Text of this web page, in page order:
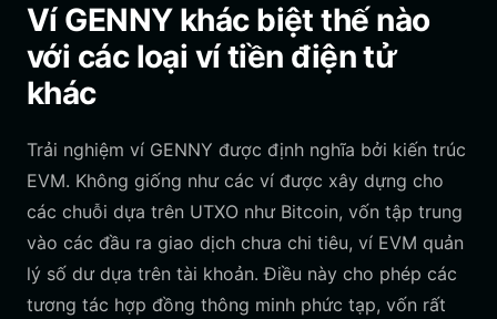
Ví GENNY khác biệt thế nào
với các loại ví tiền điện tử
khác
Trải nghiệm ví GENNY được định nghĩa bởi kiến trúc
EVM. Không giống như các ví được xây dựng cho
các chuỗi dựa trên UTXO như Bitcoin, vốn tập trung
vào các đầu ra giao dịch chưa chi tiêu, ví EVM quản
lý số dư dựa trên tài khoản. Điều này cho phép các
tương tác hợp đồng thông minh phức tạp, vốn rất